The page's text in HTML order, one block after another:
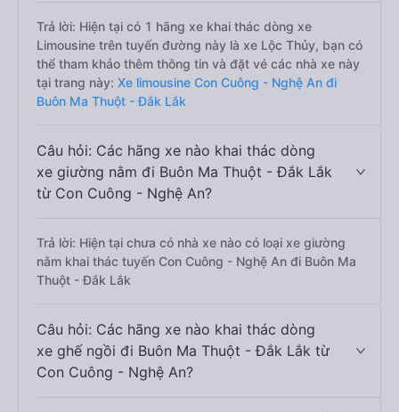
Trả lời: Hiện tại có 1 hãng xe khai thác dòng xe
Limousine trên tuyến đường này là xe Lộc Thủy, bạn có
thể tham khảo thêm thông tin và đặt vé các nhà xe này
tại trang này: Xe limousine Con Cuông - Nghệ An đi
Buôn Ma Thuột - Đắk Lắk
Câu hỏi: Các hãng xe nào khai thác dòng
xe giường nằm đi Buôn Ma Thuột - Đắk Lắk
từ Con Cuông - Nghệ An?
Trả lời: Hiện tại chưa có nhà xe nào có loại xe giường
nằm khai thác tuyến Con Cuông - Nghệ An đi Buôn Ma
Thuột - Đắk Lắk
Câu hỏi: Các hãng xe nào khai thác dòng
xe ghế ngồi đi Buôn Ma Thuột - Đắk Lắk từ
Con Cuông - Nghệ An?